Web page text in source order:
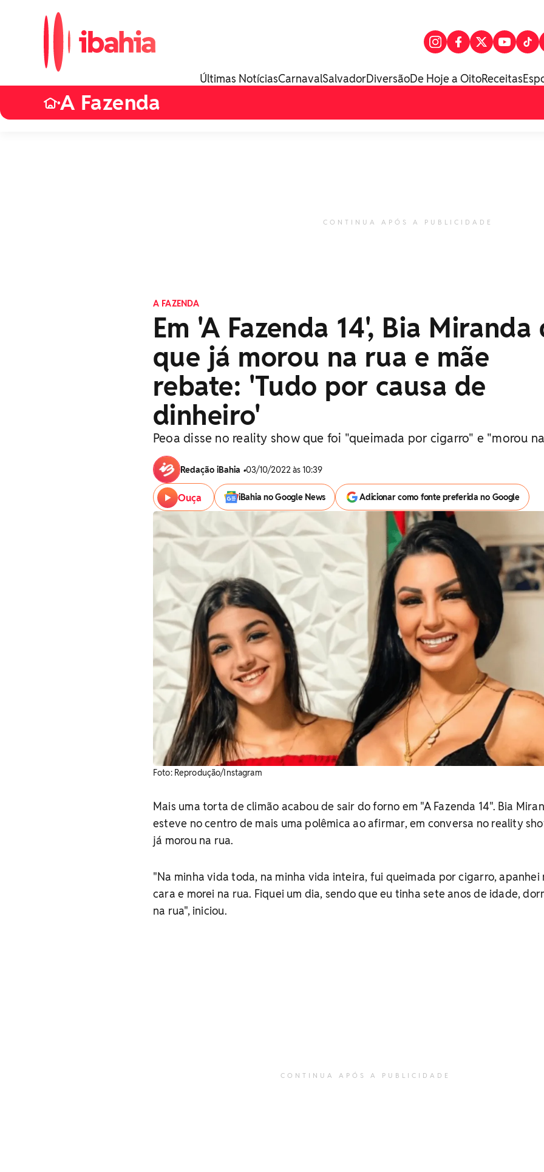
Últimas NotíciasCarnavalSalvadorDiversãoDe Hoje a OitoReceitas
•A Fazenda
CONTINUA APÓS A PUBLICIDADE
A FAZENDA
Em 'A Fazenda 14', Bia Miranda
que já morou na rua e mãe
rebate: 'Tudo por causa de
dinheiro'
Peoa disse no reality show que foi "queimada por cigarro" e "morou
Redação iBahia •03/10/2022 às 10:39
Ouça iBahia no Google News Adicionar como fonte preferida no Google
Foto: Reprodução/Instagram
Mais uma torta de climão acabou de sair do forno em "A Fazenda 14". Bia
esteve no centro de mais uma polêmica ao afirmar, em conversa no reality
já morou na rua.
"Na minha vida toda, na minha vida inteira, fui queimada por cigarro, apanhei
cara e morei na rua. Fiquei um dia, sendo que eu tinha sete anos de idade,
na rua", iniciou.
CONTINUA APÓS A PUBLICIDADE